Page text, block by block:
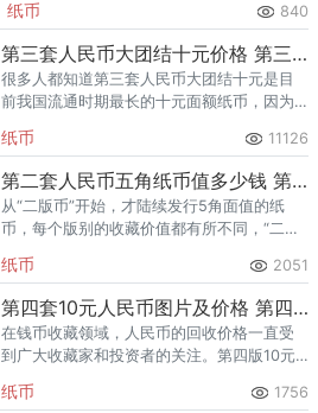
纸币 840
第三套人民币大团结十元价格 第三套人民币10元价格及图片
很多人都知道第三套人民币大团结十元是目
前我国流通时期最长的十元面额纸币，因为
场景，显示中国各族人民团结一致的景象，
因此这张钞票被人们称之为“大
纸币 11126
第二套人民币五角纸币值多少钱 第二套5角纸币值多少钱
从“二版币”开始，才陆续发行5角面值的纸
币，每个版别的收藏价值都有所不同，“二版
日，纸币备注年份为“1953年”。纸币背面
是“我国建造最
纸币 2051
第四套10元人民币图片及价格 第四版10元人民币现在的价格
在钱币收藏领域，人民币的回收价格一直受
到广大收藏家和投资者的关注。第四版10元
因其独特的设计、历史意义及市场供需关
纸币 1756